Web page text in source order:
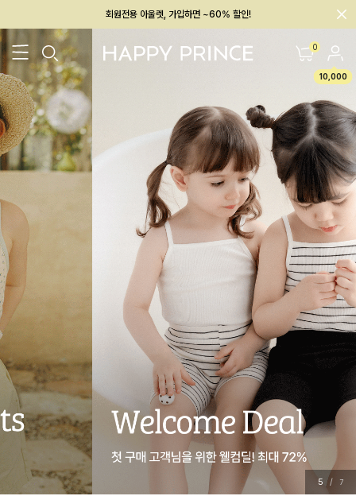
회원전용 아울렛, 가입하면 ~60% 할인!
0
10,000
26SS 신상 BEST
5 / 7